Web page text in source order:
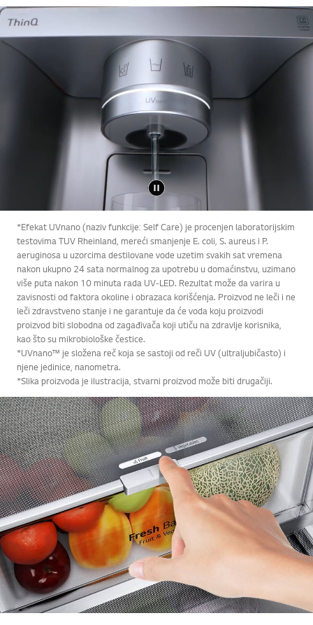
*Efekat UVnano (naziv funkcije: Self Care) je procenjen laboratorijskim
testovima TUV Rheinland, mereći smanjenje E. coli, S. aureus i P.
aeruginosa u uzorcima destilovane vode uzetim svakih sat vremena
nakon ukupno 24 sata normalnog za upotrebu u domaćinstvu, uzimano
više puta nakon 10 minuta rada UV-LED. Rezultat može da varira u
zavisnosti od faktora okoline i obrazaca korišćenja. Proizvod ne leči i ne
leči zdravstveno stanje i ne garantuje da će voda koju proizvodi
proizvod biti slobodna od zagađivača koji utiču na zdravlje korisnika,
kao što su mikrobiološke čestice.
*UVnano™ je složena reč koja se sastoji od reči UV (ultraljubičasto) i
njene jedinice, nanometra.
*Slika proizvoda je ilustracija, stvarni proizvod može biti drugačiji.